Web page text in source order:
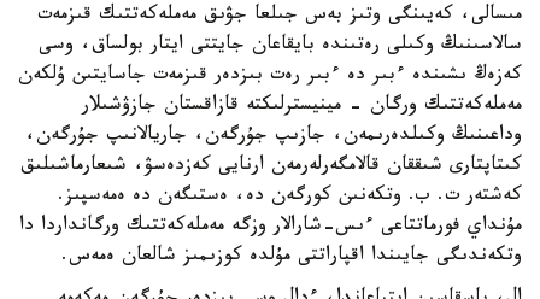
مىسالى، كەيىنگى وتىز بەس جىلعا جۋىق مەملەكەتتىك قىزمەت
سالاسىنىڭ وكىلى رەتىندە بايقاعان جايتتى ايتار بولساق، وسى
كەزەڭ ىشىندە ءبىر دە ءبىر رەت بىزدەر قىزمەت جاسايتىن ۇلكەن
مەملەكەتتىك ورگان - مينيسترلىكتە قازاقستان جازۋشىلار
وداعىنىڭ وكىلدەرىمەن، جازىپ جۇرگەن، جاريالانىپ جۇرگەن،
كىتاپتارى شىققان قالامگەرلەرمەن ارنايى كەزدەسۋ، شىعارماشىلىق
كەشتەر ت. ب. وتكەنىن كورگەن دە، ەستىگەن دە ەمەسپىز.
مۇنداي فورماتتاعى ءىس-شارالار وزگە مەملەكەتتىك ورگانداردا دا
وتكەندىگى جايىندا اقپاراتتى مۇلدە كوزىمىز شالعان ەمەس.